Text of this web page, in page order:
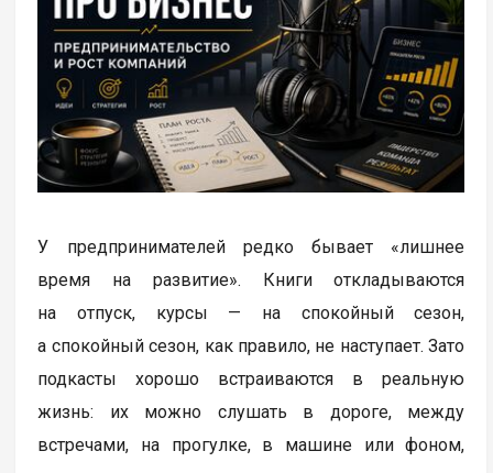
У предпринимателей редко бывает «лишнее
время на развитие». Книги откладываются
на отпуск, курсы — на спокойный сезон,
а спокойный сезон, как правило, не наступает. Зато
подкасты хорошо встраиваются в реальную
жизнь: их можно слушать в дороге, между
встречами, на прогулке, в машине или фоном,